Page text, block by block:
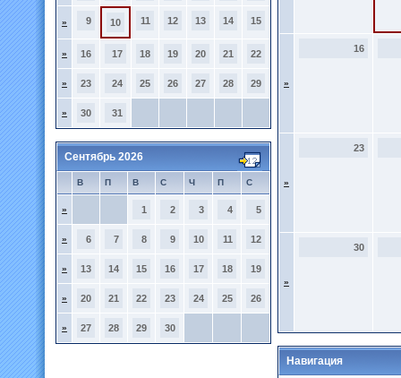
» 9 10 11 12 13 14 15
» 16 17 18 19 20 21 22
» 23 24 25 26 27 28 29
» 30 31
Сентябрь 2026
В П В С Ч П С
» 1 2 3 4 5
» 6 7 8 9 10 11 12
» 13 14 15 16 17 18 19
» 20 21 22 23 24 25 26
» 27 28 29 30
»
16
»
23
»
30
Навигация